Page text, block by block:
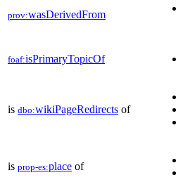
prov:wasDerivedFrom
foaf:isPrimaryTopicOf
is dbo:wikiPageRedirects of
is prop-es:place of